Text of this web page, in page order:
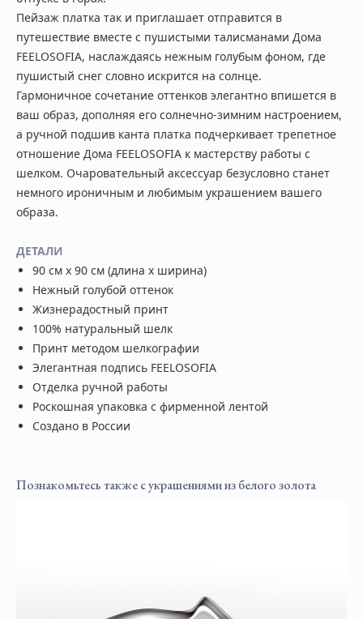
Пейзаж платка так и приглашает отправится в
путешествие вместе с пушистыми талисманами Дома
FEELOSOFIA, наслаждаясь нежным голубым фоном, где
пушистый снег словно искрится на солнце.
Гармоничное сочетание оттенков элегантно впишется в
ваш образ, дополняя его солнечно-зимним настроением,
а ручной подшив канта платка подчеркивает трепетное
отношение Дома FEELOSOFIA к мастерству работы с
шелком. Очаровательный аксессуар безусловно станет
немного ироничным и любимым украшением вашего
образа.
ДЕТАЛИ
90 см х 90 см (длина х ширина)
Нежный голубой оттенок
Жизнерадостный принт
100% натуральный шелк
Принт методом шелкографии
Элегантная подпись FEELOSOFIA
Отделка ручной работы
Роскошная упаковка с фирменной лентой
Создано в России
Познакомьтесь также с украшениями из белого золота